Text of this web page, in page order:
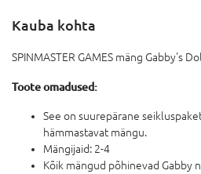
Kauba kohta
SPINMASTER GAMES mäng Gabby's
Toote omadused:
See on suurepärane
hämmastavat mängu.
Mängijaid: 2-4
Kõik mängud põhinevad Gabby